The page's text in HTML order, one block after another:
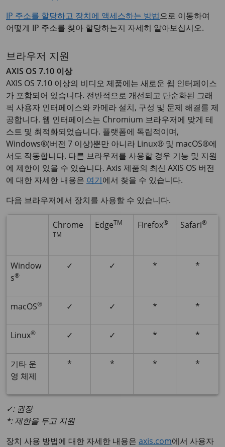
IP 주소를 할당하고 장치에 액세스하는 방법으로 이동하여
어떻게 IP 주소를 찾아 할당하는지 자세히 알아보십시오.
브라우저 지원
AXIS OS 7.10 이상
AXIS OS 7.10 이상의 비디오 제품에는 새로운 웹 인터페이스
가 포함되어 있습니다. 전반적으로 개선되고 단순화된 그래
픽 사용자 인터페이스와 카메라 설치, 구성 및 문제 해결를 제
공합니다. 웹 인터페이스는 Chromium 브라우저에 맞게 테
스트 및 최적화되었습니다. 플랫폼에 독립적이며,
Windows®(버전 7 이상)뿐만 아니라 Linux® 및 macOS®에
서도 작동합니다. 다른 브라우저를 사용할 경우 기능 및 지원
에 제한이 있을 수 있습니다. Axis 제품의 최신 AXIS OS 버전
에 대한 자세한 내용은 여기에서 찾을 수 있습니다.
다음 브라우저에서 장치를 사용할 수 있습니다.
Chrome
TM
EdgeTM Firefox® Safari®
Window
s®
✓ ✓ * *
macOS® ✓ ✓ * *
Linux® ✓ ✓ * *
기타 운
영 체제
* * * *
✓: 권장
*: 제한을 두고 지원
장치 사용 방법에 대한 자세한 내용은 axis.com에서 사용자